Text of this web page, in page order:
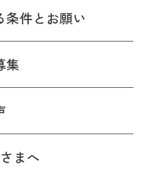
条件とお願い
集
まへ